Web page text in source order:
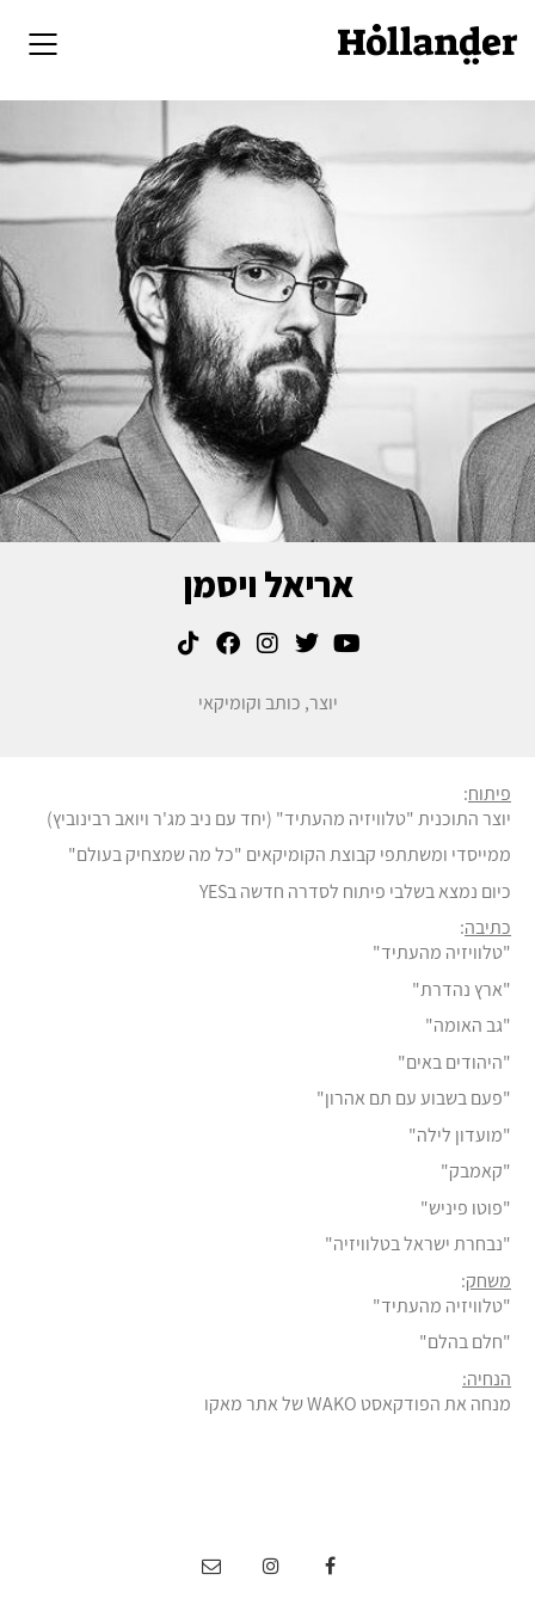
אריאל ויסמן
יוצר, כותב וקומיקאי
פיתוח:
יוצר התוכנית "טלוויזיה מהעתיד" (יחד עם ניב מג'ר ויואב רבינוביץ)
ממייסדי ומשתתפי קבוצת הקומיקאים "כל מה שמצחיק בעולם"
כיום נמצא בשלבי פיתוח לסדרה חדשה בYES
כתיבה:
"טלוויזיה מהעתיד"
"ארץ נהדרת"
"גב האומה"
"היהודים באים"
"פעם בשבוע עם תם אהרון"
"מועדון לילה"
"קאמבק"
"פוטו פיניש"
"נבחרת ישראל בטלוויזיה"
משחק:
"טלוויזיה מהעתיד"
"חלם בהלם"
הנחיה:
מנחה את הפודקאסט WAKO של אתר מאקו